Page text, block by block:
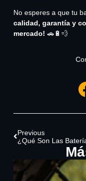
No esperes a que tu
calidad, garantía y
mercado! 🚗🔋💨
Previous